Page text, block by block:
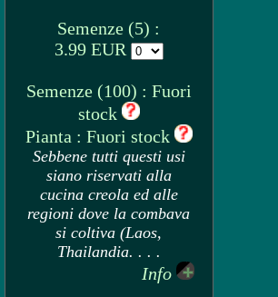
Semenze (5) :
3.99 EUR
Semenze (100) : Fuori
stock
Pianta : Fuori stock
Sebbene tutti questi usi
siano riservati alla
cucina creola ed alle
regioni dove la combava
si coltiva (Laos,
Thailandia. . . .
Info